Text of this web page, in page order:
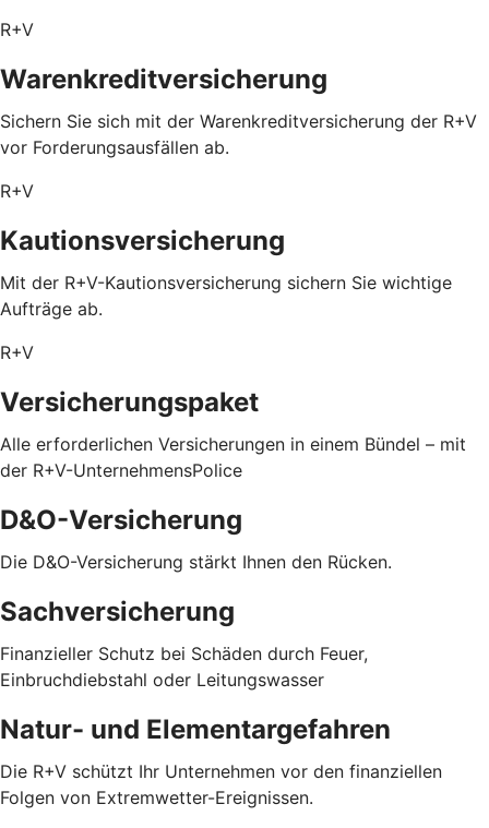
R+V
Warenkreditversicherung
Sichern Sie sich mit der Warenkreditversicherung der R+V
vor Forderungsausfällen ab.
R+V
Kautionsversicherung
Mit der R+V-Kautionsversicherung sichern Sie wichtige
Aufträge ab.
R+V
Versicherungspaket
Alle erforderlichen Versicherungen in einem Bündel – mit
der R+V-UnternehmensPolice
D&O-Versicherung
Die D&O-Versicherung stärkt Ihnen den Rücken.
Sachversicherung
Finanzieller Schutz bei Schäden durch Feuer,
Einbruchdiebstahl oder Leitungswasser
Natur- und Elementargefahren
Die R+V schützt Ihr Unternehmen vor den finanziellen
Folgen von Extremwetter-Ereignissen.